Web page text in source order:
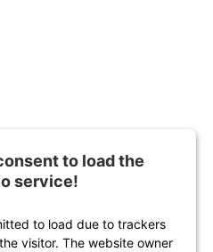
to load the
service!
to load due to trackers
visitor. The website owner